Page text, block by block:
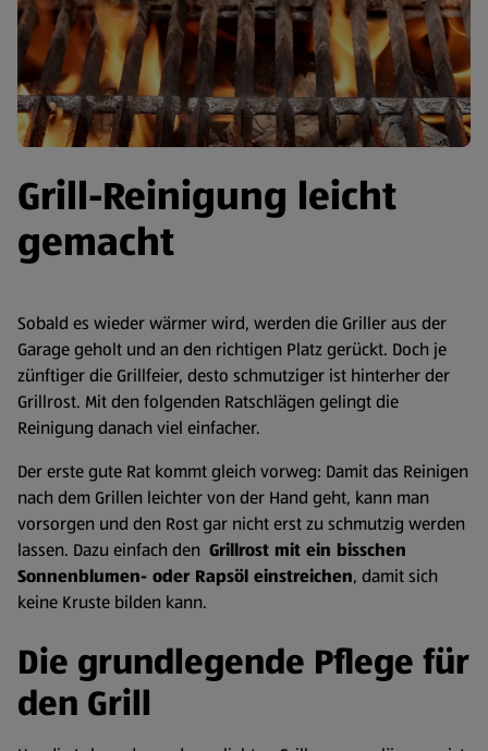
Grill-Reinigung leicht
gemacht
Sobald es wieder wärmer wird, werden die Griller aus der
Garage geholt und an den richtigen Platz gerückt. Doch je
zünftiger die Grillfeier, desto schmutziger ist hinterher der
Grillrost. Mit den folgenden Ratschlägen gelingt die
Reinigung danach viel einfacher.
Der erste gute Rat kommt gleich vorweg: Damit das Reinigen
nach dem Grillen leichter von der Hand geht, kann man
vorsorgen und den Rost gar nicht erst zu schmutzig werden
lassen. Dazu einfach den Grillrost mit ein bisschen
Sonnenblumen- oder Rapsöl einstreichen, damit sich
keine Kruste bilden kann.
Die grundlegende Pflege für
den Grill